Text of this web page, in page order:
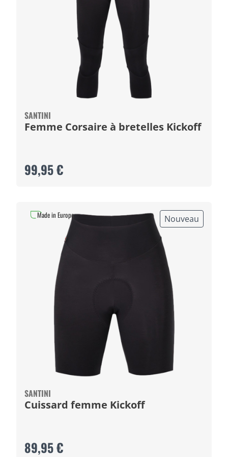
SANTINI
Femme Corsaire à bretelles Kickoff
99,95 €
Nouveau
SANTINI
Cuissard femme Kickoff
89,95 €
Made in Europe